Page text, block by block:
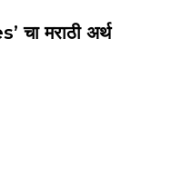
मराठी अर्थ